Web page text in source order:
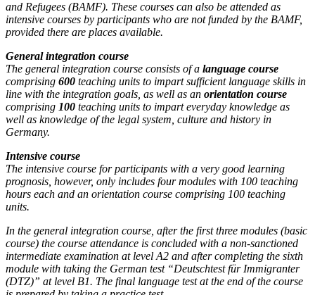
and Refugees (BAMF). These courses can also be attended as
intensive courses by participants who are not funded by the BAMF,
provided there are places available.
General integration course
The general integration course consists of a language course
comprising 600 teaching units to impart sufficient language skills in
line with the integration goals, as well as an orientation course
comprising 100 teaching units to impart everyday knowledge as
well as knowledge of the legal system, culture and history in
Germany.
Intensive course
The intensive course for participants with a very good learning
prognosis, however, only includes four modules with 100 teaching
hours each and an orientation course comprising 100 teaching
units.
In the general integration course, after the first three modules (basic
course) the course attendance is concluded with a non-sanctioned
intermediate examination at level A2 and after completing the sixth
module with taking the German test “Deutschtest für Immigranter
(DTZ)” at level B1. The final language test at the end of the course